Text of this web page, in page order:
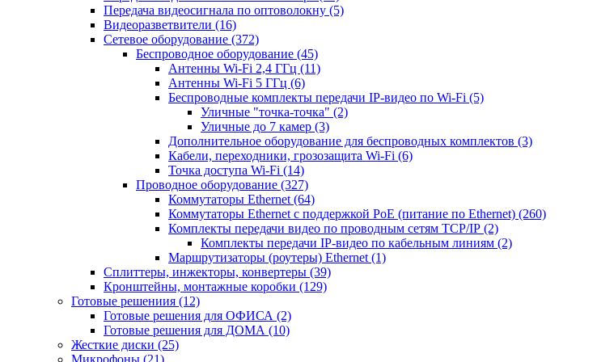
Передача видеосигнала по оптоволокну (5)
Видеоразветвители (16)
Сетевое оборудование (372)
Беспроводное оборудование (45)
Антенны Wi-Fi 2,4 ГГц (11)
Антенны Wi-Fi 5 ГГц (6)
Беспроводные комплекты передачи IP-видео по Wi-Fi (5)
Уличные "точка-точка" (2)
Уличные до 7 камер (3)
Дополнительное оборудование для беспроводных комплектов (3)
Кабели, переходники, грозозащита Wi-Fi (6)
Точка доступа Wi-Fi (14)
Проводное оборудование (327)
Коммутаторы Ethernet (64)
Коммутаторы Ethernet с поддержкой PoE (питание по Ethernet) (260)
Комплекты передачи видео по проводным сетям TCP/IP (2)
Комплекты передачи IP-видео по кабельным линиям (2)
Маршрутизаторы (роутеры) Ethernet (1)
Сплиттеры, инжекторы, конвертеры (39)
Кронштейны, монтажные коробки (129)
Готовые решениия (12)
Готовые решения для ОФИСА (2)
Готовые решения для ДОМА (10)
Жесткие диски (25)
Микрофоны (21)